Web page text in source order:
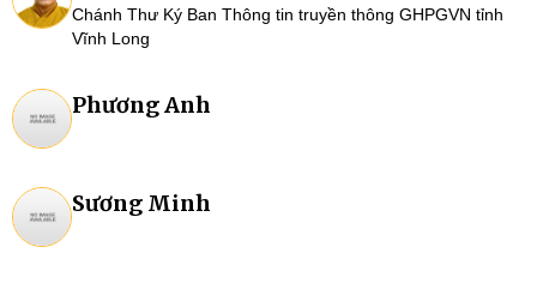
Chánh Thư Ký Ban Thông tin truyền thông GHPGVN tỉnh
Vĩnh Long
Phương Anh
Sương Minh